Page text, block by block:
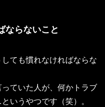
ならないこと
ても慣れなければならな
っていた人が、何かトラブ
いうやつです（笑）。